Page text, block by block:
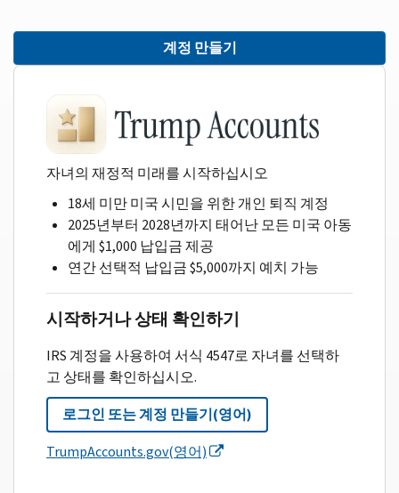
계정 만들기
자녀의 재정적 미래를 시작하십시오
18세 미만 미국 시민을 위한 개인 퇴직 계정
2025년부터 2028년까지 태어난 모든 미국 아동
에게 $1,000 납입금 제공
연간 선택적 납입금 $5,000까지 예치 가능
시작하거나 상태 확인하기
IRS 계정을 사용하여 서식 4547로 자녀를 선택하
고 상태를 확인하십시오.
로그인 또는 계정 만들기(영어)
TrumpAccounts.gov(영어)